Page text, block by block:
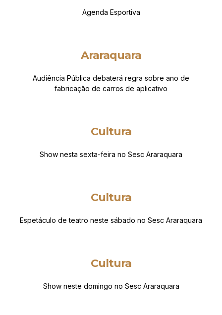
Agenda Esportiva
Araraquara
Audiência Pública debaterá regra sobre ano de
fabricação de carros de aplicativo
Cultura
Show nesta sexta-feira no Sesc Araraquara
Cultura
Espetáculo de teatro neste sábado no Sesc Araraquara
Cultura
Show neste domingo no Sesc Araraquara